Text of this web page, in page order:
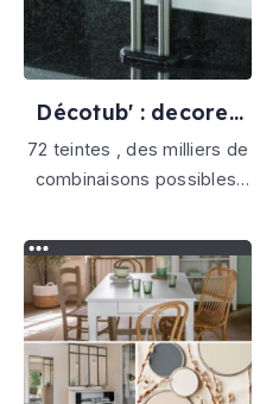
Décotub' : decorez
vos tubes d'interieur
72 teintes , des milliers de
combinaisons possibles.
pour habiller vos tubes de
radiateurs per ,
multicouche... pour
coordonner avec vos sols
parquets, carrelage...
montage facile sans